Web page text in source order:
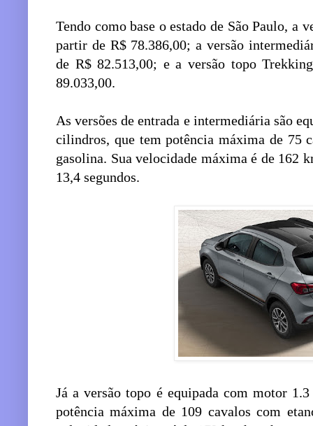
Tendo como base o estado de São Paulo, a
partir de R$ 78.386,00; a versão
de R$ 82.513,00; e a versão topo
89.033,00.
As versões de entrada e intermediária são
cilindros, que tem potência máxima de 75
gasolina. Sua velocidade máxima é de 162
13,4 segundos.
Já a versão topo é equipada com motor
potência máxima de 109 cavalos com